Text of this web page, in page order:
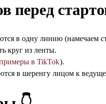
перед
в одну линию (намечаем
круг из ленты.
в TikTok).
в шеренгу лицом к